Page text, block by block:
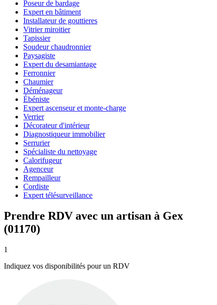
Poseur de bardage
Expert en bâtiment
Installateur de gouttieres
Vitrier miroitier
Tapissier
Soudeur chaudronnier
Paysagiste
Expert du desamiantage
Ferronnier
Chaumier
Déménageur
Ébéniste
Expert ascenseur et monte-charge
Verrier
Décorateur d'intérieur
Diagnostiqueur immobilier
Serrurier
Spécialiste du nettoyage
Calorifugeur
Agenceur
Rempailleur
Cordiste
Expert télésurveillance
Prendre RDV avec un artisan à Gex
(01170)
1
Indiquez vos disponibilités pour un RDV